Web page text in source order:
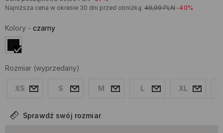
Najniższa cena w okresie 30 dni przed obniżką: 49,99 PLN -40%
Kolory - czarny
Rozmiar (wyprzedany)
XS S M L XL
Sprawdź swój rozmiar